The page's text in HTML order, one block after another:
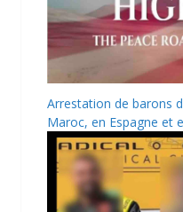
Arrestation de barons
Maroc, en Espagne et